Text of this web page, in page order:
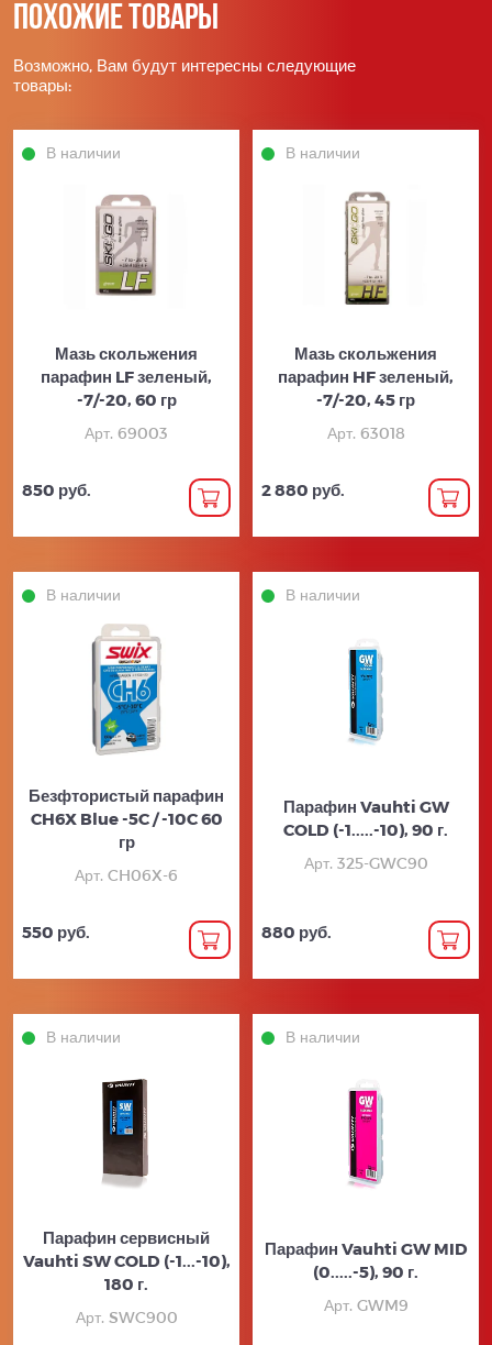
Похожие товары
Возможно, Вам будут интересны следующие
товары:
В наличии
Мазь скольжения
парафин LF зеленый,
-7/-20, 60 гр
Арт. 69003
850 руб.
В наличии
Мазь скольжения
парафин HF зеленый,
-7/-20, 45 гр
Арт. 63018
2 880 руб.
В наличии
Безфтористый парафин
CH6X Blue -5C / -10C 60
гр
Арт. CH06X-6
550 руб.
В наличии
Парафин Vauhti GW
COLD (-1.....-10), 90 г.
Арт. 325-GWC90
880 руб.
В наличии
Парафин сервисный
Vauhti SW COLD (-1...-10),
180 г.
Арт. SWC900
В наличии
Парафин Vauhti GW MID
(0.....-5), 90 г.
Арт. GWM9